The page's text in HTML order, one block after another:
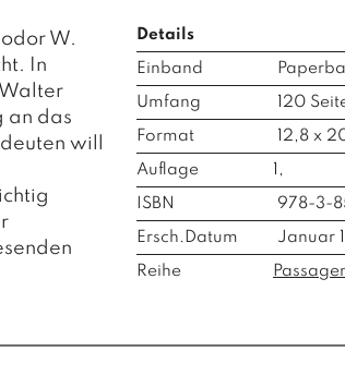
W.
In
an das
will
Details
Einband
Umfang
120
Format
12,8 x
Auflage
1,
ISBN
978-3-
Ersch.Datum
Januar
Reihe